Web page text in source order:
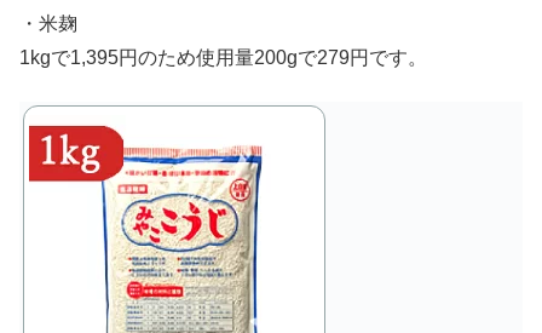
・米麹
1kgで1,395円のため使用量200gで279円です。